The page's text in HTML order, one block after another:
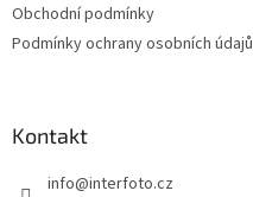
Obchodní podmínky
Podmínky ochrany osobních údajů
Kontakt
info@interfoto.cz